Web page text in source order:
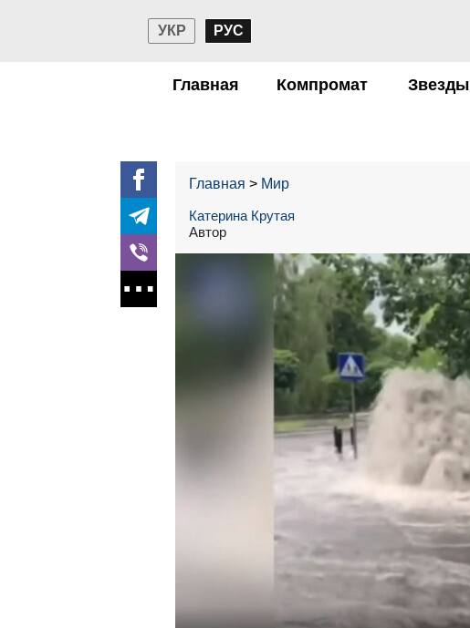
УКР РУС
Главная Компромат Звезды
Главная Мир
Катерина Крутая
Автор